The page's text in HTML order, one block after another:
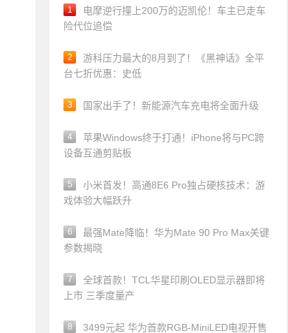
1
电摩逆行撞上200万的迈凯伦！车主已走车
险代位追偿
2
游科压力最大的8月到了！《黑神话》全平
台七折优惠：史低
3 国家出手了！新能源汽车充电将全面升级
4
苹果Windows终于打通！iPhone将与PC跨
设备互通剪贴板
5
小米首发！高通8E6 Pro独占硬核技术：游
戏体验大幅跃升
6
最强Mate降临！华为Mate 90 Pro Max关键
参数揭晓
7
全球首款！TCL华星印刷OLED显示器即将
上市 三季度量产
8 3499元起 华为首款RGB-MiniLED电视开售